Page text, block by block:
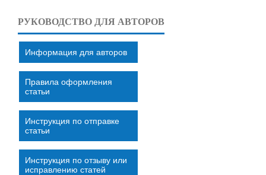
РУКОВОДСТВО ДЛЯ АВТОРОВ
Информация для авторов
Правила оформления
статьи
Инструкция по отправке
статьи
Инструкция по отзыву или
исправлению статей